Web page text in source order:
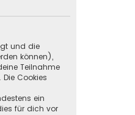
und die
können),
Teilnahme
Cookies
ein
für dich vor